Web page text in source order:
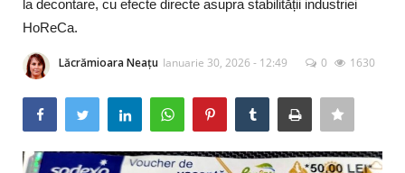
Monden
Artă & Cultură
la decontare, cu efecte directe asupra stabilității industriei
HoReCa.
Lăcrămioara Neațu Ianuarie 30, 2026 - 12:49 0 1630